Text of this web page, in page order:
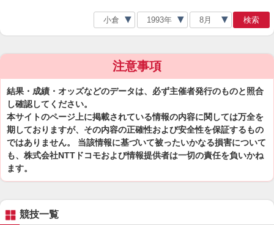
検索
注意事項
結果・成績・オッズなどのデータは、必ず主催者発行のものと照合
し確認してください。
本サイトのページ上に掲載されている情報の内容に関しては万全を
期しておりますが、その内容の正確性および安全性を保証するもの
ではありません。 当該情報に基づいて被ったいかなる損害について
も、株式会社NTTドコモおよび情報提供者は一切の責任を負いかね
ます。
競技一覧